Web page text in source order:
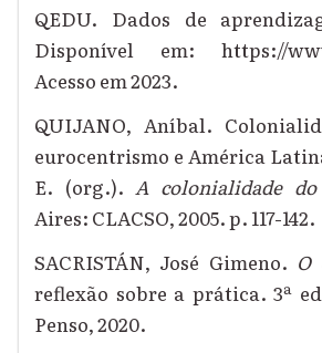
QEDU. Dados de
Disponível em: https://
Acesso em 2023.
QUIJANO, Aníbal.
eurocentrismo e América
E. (org.).A colonialidade do
Aires: CLACSO, 2005. p. 117-142.
SACRISTÁN, José Gimeno. O
reflexão sobre a prática. 3ª
Penso, 2020.